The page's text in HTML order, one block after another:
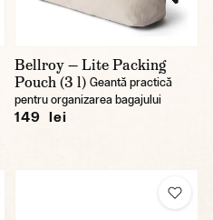
Bellroy — Lite Packing
Pouch (3 l) Geantă practică
pentru organizarea bagajului
149 lei